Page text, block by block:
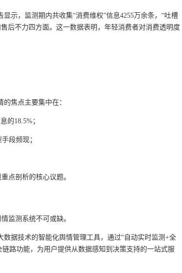
示，监测期内共收集“消费维权”信息4255万余条，“吐槽
后不力四方面。这一数据表明，年轻消费者对消费透明度
焦点主要集中在：
的18.5%；
段频现；
点剖析的核心议题。
监测系统不可或缺。
数据技术的智能化舆情管理工具，通过“自动实时监测+全
路功能，为用户提供从数据感知到决策支持的一站式服